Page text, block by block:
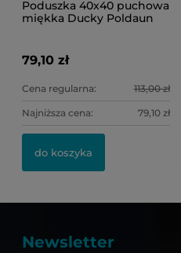
Poduszka 40x40 puchowa
miękka Ducky Poldaun
79,10 zł
Cena regularna: 113,00 zł
Najniższa cena: 79,10 zł
do koszyka
Newsletter